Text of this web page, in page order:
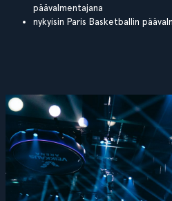
päävalmentajana
nykyisin Paris Basketballin